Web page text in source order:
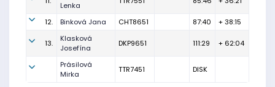
Lenka
12. Binková Jana CHT8651 87:40 + 38:15
13.
Klasková
Josefína
DKP9651 111:29 + 62:04
Prásilová
Mirka
TTR7451 DISK